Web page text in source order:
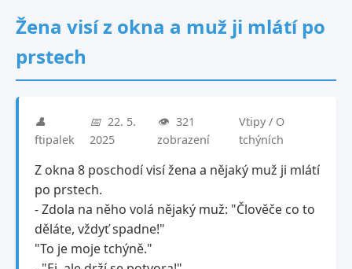
Žena visí z okna a muž ji mlátí po
prstech
👤
ftipalek
📅 22. 5.
2025
👁️ 321
zobrazení
Vtipy / O
tchýních
Z okna 8 poschodí visí žena a nějaký muž ji mlátí
po prstech.
- Zdola na něho volá nějaký muž: "Člověče co to
děláte, vždyť spadne!"
"To je moje tchýně."